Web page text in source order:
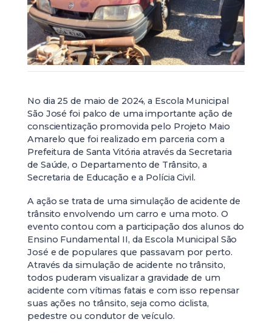
No dia 25 de maio de 2024, a Escola Municipal
São José foi palco de uma importante ação de
conscientização promovida pelo Projeto Maio
Amarelo que foi realizado em parceria com a
Prefeitura de Santa Vitória através da Secretaria
de Saúde, o Departamento de Trânsito, a
Secretaria de Educação e a Polícia Civil.
A ação se trata de uma simulação de acidente de
trânsito envolvendo um carro e uma moto. O
evento contou com a participação dos alunos do
Ensino Fundamental II, da Escola Municipal São
José e de populares que passavam por perto.
Através da simulação de acidente no trânsito,
todos puderam visualizar a gravidade de um
acidente com vítimas fatais e com isso repensar
suas ações no trânsito, seja como ciclista,
pedestre ou condutor de veículo.